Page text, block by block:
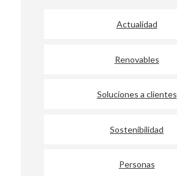
Actualidad
Renovables
Soluciones a clientes
Sostenibilidad
Personas